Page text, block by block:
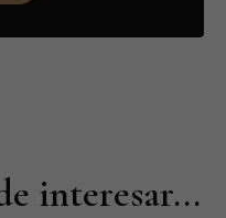
interesar...